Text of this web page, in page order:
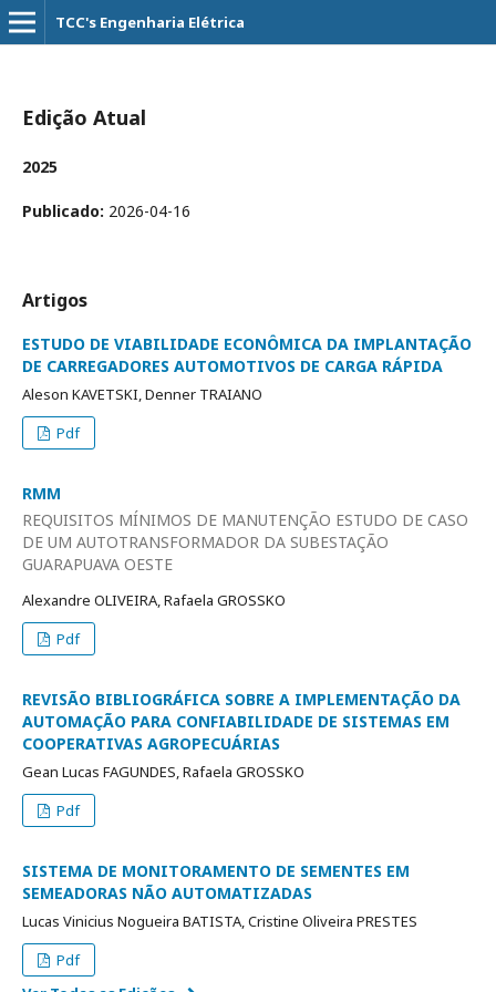
TCC's Engenharia Elétrica
Edição Atual
2025
Publicado: 2026-04-16
Artigos
ESTUDO DE VIABILIDADE ECONÔMICA DA IMPLANTAÇÃO
DE CARREGADORES AUTOMOTIVOS DE CARGA RÁPIDA
Aleson KAVETSKI, Denner TRAIANO
Pdf
RMM
REQUISITOS MÍNIMOS DE MANUTENÇÃO ESTUDO DE CASO
DE UM AUTOTRANSFORMADOR DA SUBESTAÇÃO
GUARAPUAVA OESTE
Alexandre OLIVEIRA, Rafaela GROSSKO
Pdf
REVISÃO BIBLIOGRÁFICA SOBRE A IMPLEMENTAÇÃO DA
AUTOMAÇÃO PARA CONFIABILIDADE DE SISTEMAS EM
COOPERATIVAS AGROPECUÁRIAS
Gean Lucas FAGUNDES, Rafaela GROSSKO
Pdf
SISTEMA DE MONITORAMENTO DE SEMENTES EM
SEMEADORAS NÃO AUTOMATIZADAS
Lucas Vinicius Nogueira BATISTA, Cristine Oliveira PRESTES
Pdf